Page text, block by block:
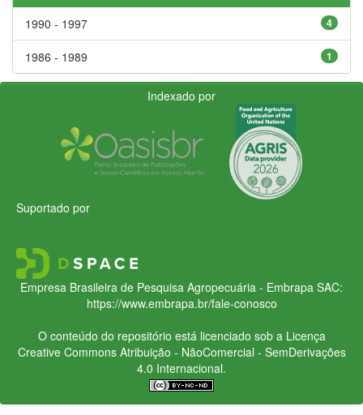
4
1990 - 1997
1
1986 - 1989
Indexado por
Suportado por
Empresa Brasileira de Pesquisa Agropecuária - Embrapa SAC:
https://www.embrapa.br/fale-conosco
O conteúdo do repositório está licenciado sob a Licença
Creative CommonsAtribuição - NãoComercial - SemDerivações
4.0 Internacional.